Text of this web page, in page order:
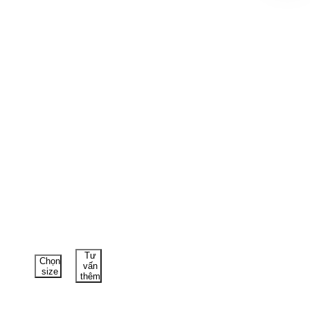
Chọn
size
Tư
vấn
thêm